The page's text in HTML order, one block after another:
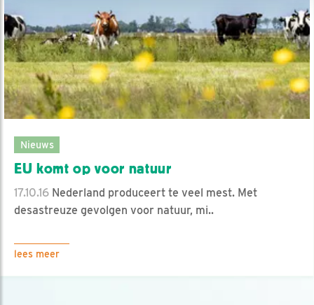
Nieuws
EU komt op voor natuur
17.10.16 Nederland produceert te veel mest. Met
desastreuze gevolgen voor natuur, mi..
lees meer